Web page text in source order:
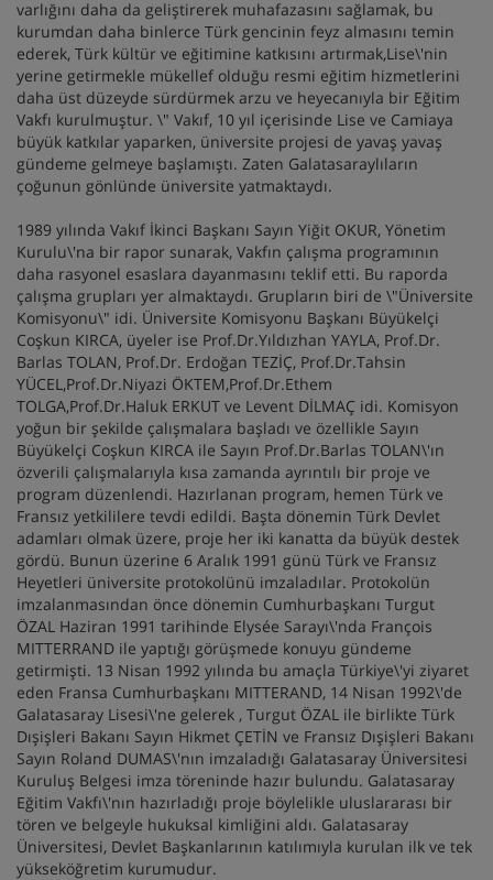
varlığını daha da geliştirerek muhafazasını sağlamak, bu
kurumdan daha binlerce Türk gencinin feyz almasını temin
ederek, Türk kültür ve eğitimine katkısını artırmak,Lise\'nin
yerine getirmekle mükellef olduğu resmi eğitim hizmetlerini
daha üst düzeyde sürdürmek arzu ve heyecanıyla bir Eğitim
Vakfı kurulmuştur. \" Vakıf, 10 yıl içerisinde Lise ve Camiaya
büyük katkılar yaparken, üniversite projesi de yavaş yavaş
gündeme gelmeye başlamıştı. Zaten Galatasaraylıların
çoğunun gönlünde üniversite yatmaktaydı.
1989 yılında Vakıf İkinci Başkanı Sayın Yiğit OKUR, Yönetim
Kurulu\'na bir rapor sunarak, Vakfın çalışma programının
daha rasyonel esaslara dayanmasını teklif etti. Bu raporda
çalışma grupları yer almaktaydı. Grupların biri de \"Üniversite
Komisyonu\" idi. Üniversite Komisyonu Başkanı Büyükelçi
Coşkun KIRCA, üyeler ise Prof.Dr.Yıldızhan YAYLA, Prof.Dr.
Barlas TOLAN, Prof.Dr. Erdoğan TEZİÇ, Prof.Dr.Tahsin
YÜCEL,Prof.Dr.Niyazi ÖKTEM,Prof.Dr.Ethem
TOLGA,Prof.Dr.Haluk ERKUT ve Levent DİLMAÇ idi. Komisyon
yoğun bir şekilde çalışmalara başladı ve özellikle Sayın
Büyükelçi Coşkun KIRCA ile Sayın Prof.Dr.Barlas TOLAN\'ın
özverili çalışmalarıyla kısa zamanda ayrıntılı bir proje ve
program düzenlendi. Hazırlanan program, hemen Türk ve
Fransız yetkililere tevdi edildi. Başta dönemin Türk Devlet
adamları olmak üzere, proje her iki kanatta da büyük destek
gördü. Bunun üzerine 6 Aralık 1991 günü Türk ve Fransız
Heyetleri üniversite protokolünü imzaladılar. Protokolün
imzalanmasından önce dönemin Cumhurbaşkanı Turgut
ÖZAL Haziran 1991 tarihinde Elysée Sarayı\'nda François
MITTERRAND ile yaptığı görüşmede konuyu gündeme
getirmişti. 13 Nisan 1992 yılında bu amaçla Türkiye\'yi ziyaret
eden Fransa Cumhurbaşkanı MITTERAND, 14 Nisan 1992\'de
Galatasaray Lisesi\'ne gelerek , Turgut ÖZAL ile birlikte Türk
Dışişleri Bakanı Sayın Hikmet ÇETİN ve Fransız Dışişleri Bakanı
Sayın Roland DUMAS\'nın imzaladığı Galatasaray Üniversitesi
Kuruluş Belgesi imza töreninde hazır bulundu. Galatasaray
Eğitim Vakfı\'nın hazırladığı proje böylelikle uluslararası bir
tören ve belgeyle hukuksal kimliğini aldı. Galatasaray
Üniversitesi, Devlet Başkanlarının katılımıyla kurulan ilk ve tek
yükseköğretim kurumudur.